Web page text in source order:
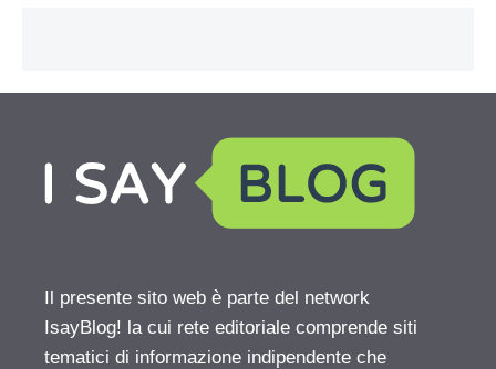
Il presente sito web è parte del network
IsayBlog! la cui rete editoriale comprende siti
tematici di informazione indipendente che